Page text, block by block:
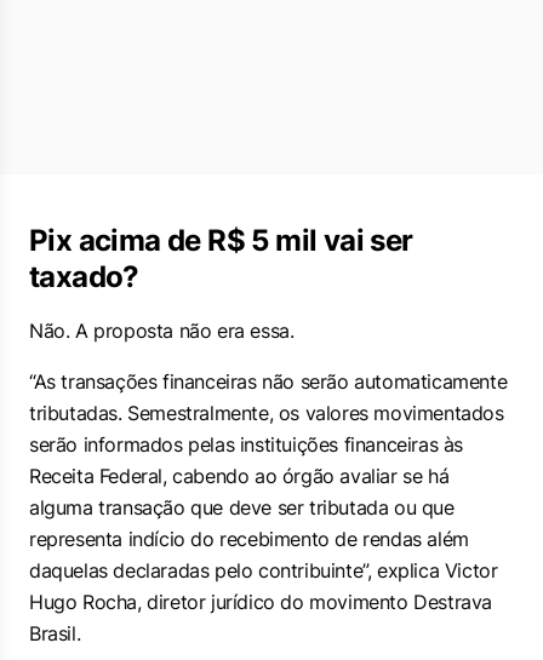
Pix acima de R$ 5 mil vai ser
taxado?
Não. A proposta não era essa.
“As transações financeiras não serão automaticamente
tributadas. Semestralmente, os valores movimentados
serão informados pelas instituições financeiras às
Receita Federal, cabendo ao órgão avaliar se há
alguma transação que deve ser tributada ou que
representa indício do recebimento de rendas além
daquelas declaradas pelo contribuinte”, explica Victor
Hugo Rocha, diretor jurídico do movimento Destrava
Brasil.